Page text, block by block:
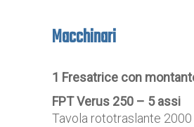
Macchinari
1 Fresatrice con
FPT Verus 250 – 5 assi
Tavola rototraslante